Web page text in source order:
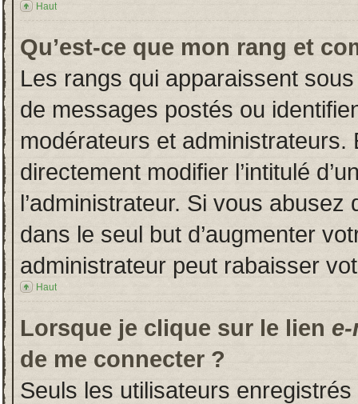
Haut
Qu’est-ce que mon rang et
Les rangs qui apparaissent
de messages postés ou
modérateurs et
directement modifier l’intitulé
l’administrateur. Si vous
dans le seul but d’augmenter
administrateur peut rabaisser
Haut
Lorsque je clique sur le lien
de me connecter ?
Seuls les utilisateurs